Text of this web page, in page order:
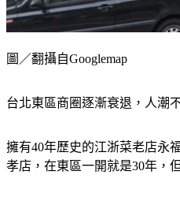
圖／翻攝自Googlemap
台北東區商圈逐漸衰退，人潮
擁有40年歷史的江浙菜老店永
孝店，在東區一開就是30年，